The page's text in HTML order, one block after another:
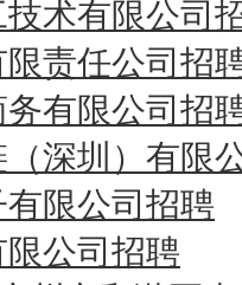
术有限公司
责任公司招
有限公司招
深圳）有限
限公司招聘
公司招聘